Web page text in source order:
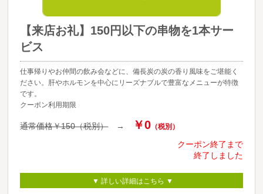
【来店お礼】150円以下の串物を1本サー
ビス
仕事帰りやお仲間の飲み会などに、備長炭の炭の香り風味をご堪能く
ださい。肝やホルモンを中心にリーズナブルで豊富なメニューが特徴
です。
クーポン利用期限
通常価格￥150（税別）→ ￥0 （税別）
クーポン終了まで
終了しました
▼ 詳しい詳細はこちら ▼